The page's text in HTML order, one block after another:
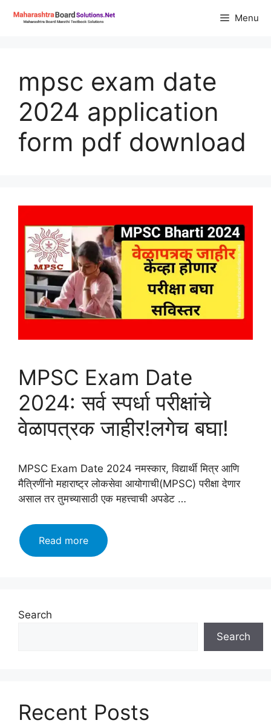
Menu
mpsc exam date
2024 application
form pdf download
MPSC Exam Date
2024: सर्व स्पर्धा परीक्षांचे
वेळापत्रक जाहीर!लगेच बघा!
MPSC Exam Date 2024 नमस्कार, विद्यार्थी मित्र आणि
मैत्रिणींनो महाराष्ट्र लोकसेवा आयोगाची(MPSC) परीक्षा देणार
असाल तर तुमच्यासाठी एक महत्त्वाची अपडेट …
Read moreMPSC
Exam
Search
Search
Recent Posts